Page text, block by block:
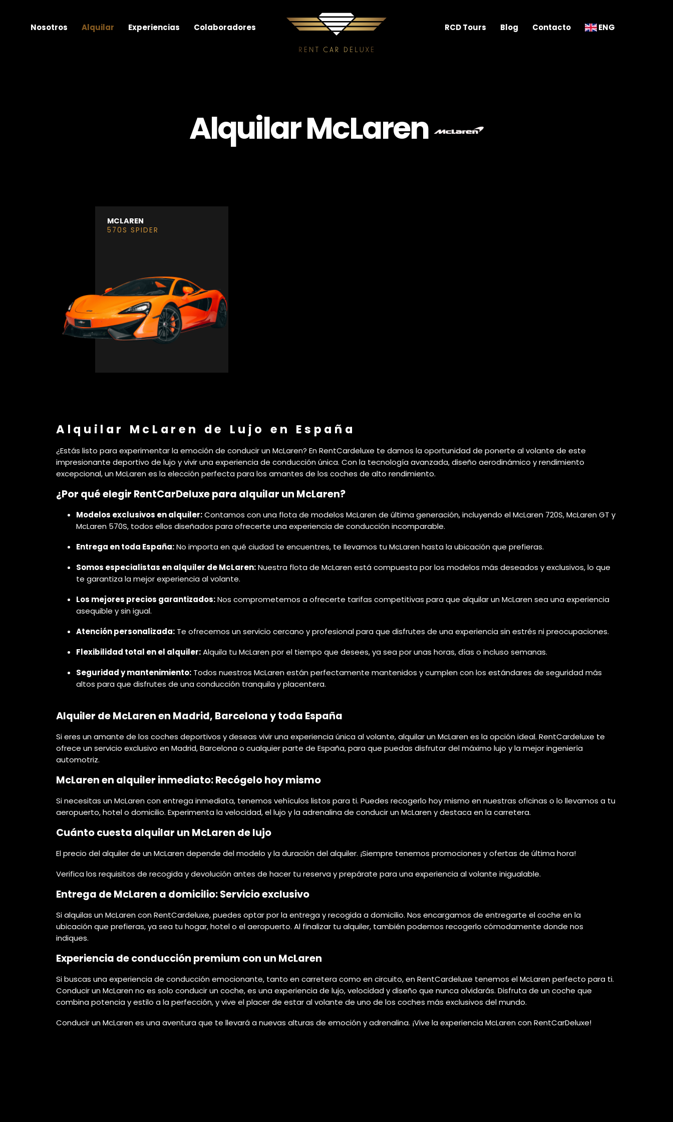
Nosotros Alquilar Experiencias Colaboradores RCD Tours Blog Contacto ENG
Alquilar McLaren
MCLAREN
570S SPIDER
Alquilar McLaren de Lujo en España
¿Estás listo para experimentar la emoción de conducir un McLaren? En RentCardeluxe te damos la oportunidad de ponerte al volante de este
impresionante deportivo de lujo y vivir una experiencia de conducción única. Con la tecnología avanzada, diseño aerodinámico y rendimiento
excepcional, un McLaren es la elección perfecta para los amantes de los coches de alto rendimiento.
¿Por qué elegir RentCarDeluxe para alquilar un McLaren?
Modelos exclusivos en alquiler:Contamos con una flota de modelos McLaren de última generación, incluyendo el McLaren 720S, McLaren GT y
McLaren 570S, todos ellos diseñados para ofrecerte una experiencia de conducción incomparable.
Entrega en toda España:No importa en qué ciudad te encuentres, te llevamos tu McLaren hasta la ubicación que prefieras.
Somos especialistas en alquiler de McLaren:Nuestra flota de McLaren está compuesta por los modelos más deseados y exclusivos, lo que
te garantiza la mejor experiencia al volante.
Los mejores precios garantizados:Nos comprometemos a ofrecerte tarifas competitivas para que alquilar un McLaren sea una experiencia
asequible y sin igual.
Atención personalizada: Te ofrecemos un servicio cercano y profesional para que disfrutes de una experiencia sin estrés ni preocupaciones.
Flexibilidad total en el alquiler:Alquila tu McLaren por el tiempo que desees, ya sea por unas horas, días o incluso semanas.
Seguridad y mantenimiento: Todos nuestros McLaren están perfectamente mantenidos y cumplen con los estándares de seguridad más
altos para que disfrutes de una conducción tranquila y placentera.
Alquiler de McLaren en Madrid, Barcelona y toda España
Si eres un amante de los coches deportivos y deseas vivir una experiencia única al volante, alquilar un McLaren es la opción ideal. RentCardeluxe te
ofrece un servicio exclusivo en Madrid, Barcelona o cualquier parte de España, para que puedas disfrutar del máximo lujo y la mejor ingeniería
automotriz.
McLaren en alquiler inmediato: Recógelo hoy mismo
Si necesitas un McLaren con entrega inmediata, tenemos vehículos listos para ti. Puedes recogerlo hoy mismo en nuestras oficinas o lo llevamos a tu
aeropuerto, hotel o domicilio. Experimenta la velocidad, el lujo y la adrenalina de conducir un McLaren y destaca en la carretera.
Cuánto cuesta alquilar un McLaren de lujo
El precio del alquiler de un McLaren depende del modelo y la duración del alquiler. ¡Siempre tenemos promociones y ofertas de última hora!
Verifica los requisitos de recogida y devolución antes de hacer tu reserva y prepárate para una experiencia al volante inigualable.
Entrega de McLaren a domicilio: Servicio exclusivo
Si alquilas un McLaren con RentCardeluxe, puedes optar por la entrega y recogida a domicilio. Nos encargamos de entregarte el coche en la
ubicación que prefieras, ya sea tu hogar, hotel o el aeropuerto. Al finalizar tu alquiler, también podemos recogerlo cómodamente donde nos
indiques.
Experiencia de conducción premium con un McLaren
Si buscas una experiencia de conducción emocionante, tanto en carretera como en circuito, en RentCardeluxe tenemos el McLaren perfecto para ti.
Conducir un McLaren no es solo conducir un coche, es una experiencia de lujo, velocidad y diseño que nunca olvidarás. Disfruta de un coche que
combina potencia y estilo a la perfección, y vive el placer de estar al volante de uno de los coches más exclusivos del mundo.
Conducir un McLaren es una aventura que te llevará a nuevas alturas de emoción y adrenalina. ¡Vive la experiencia McLaren con RentCarDeluxe!